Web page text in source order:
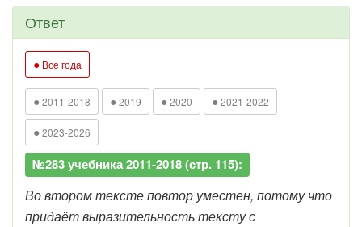
Ответ
● Все года
● 2011-2018 ● 2019 ● 2020 ● 2021-2022
● 2023-2026
№283 учебника 2011-2018 (стр. 115):
Во втором тексте повтор уместен, потому что
придаёт выразительность тексту с